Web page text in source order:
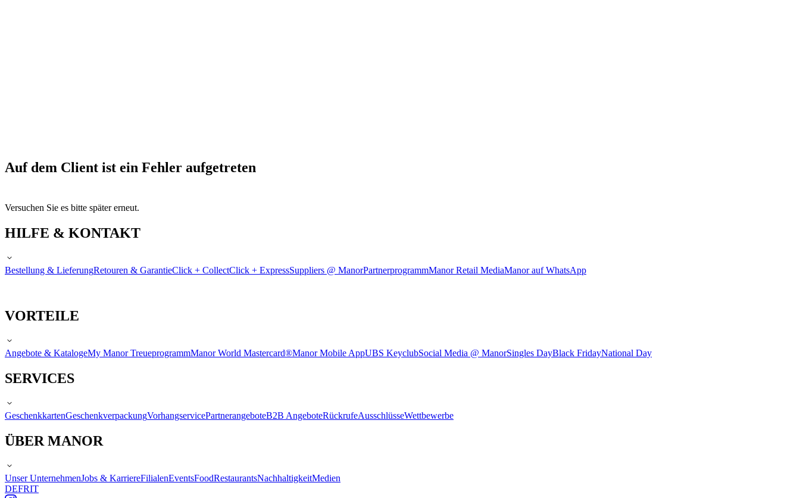
Auf dem Client ist ein Fehler aufgetreten
Versuchen Sie es bitte später erneut.
HILFE & KONTAKT
Bestellung & LieferungRetouren & GarantieClick + CollectClick + ExpressSuppliers @ ManorPartnerprogrammManor Retail MediaManor auf WhatsApp
VORTEILE
Angebote & KatalogeMy Manor TreueprogrammManor World Mastercard®Manor Mobile AppUBS KeyclubSocial Media @ ManorSingles DayBlack FridayNational Day
SERVICES
GeschenkkartenGeschenkverpackungVorhangservicePartnerangeboteB2B AngeboteRückrufeAusschlüsseWettbewerbe
ÜBER MANOR
Unser UnternehmenJobs & KarriereFilialenEventsFoodRestaurantsNachhaltigkeitMedien
DEFRIT